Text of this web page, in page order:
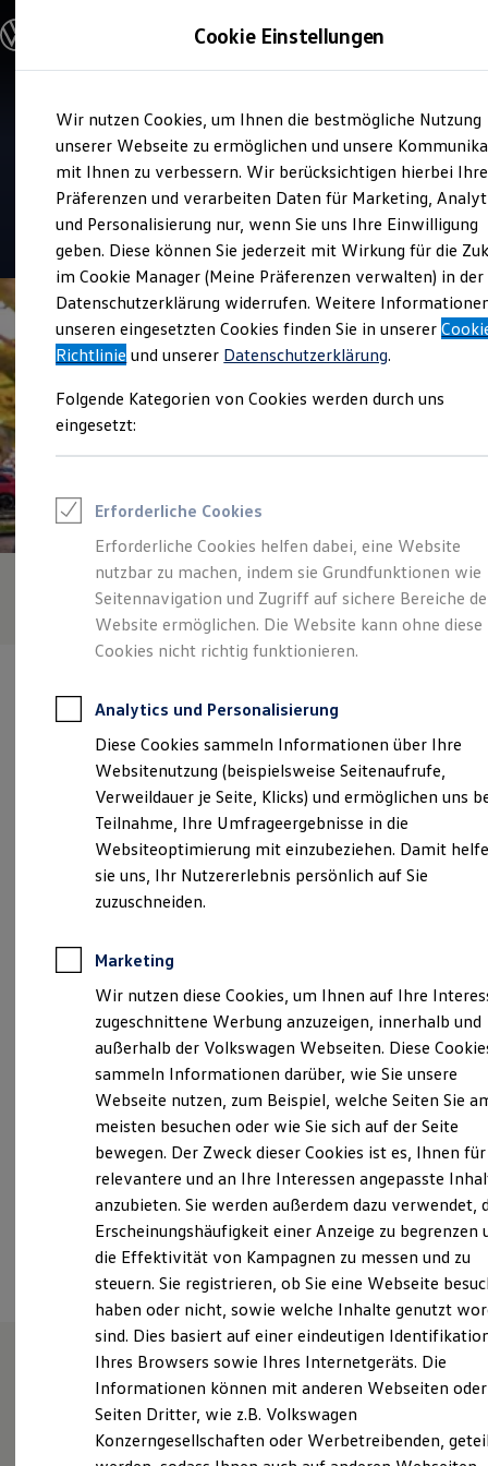
Hauptinhalt
springen
Footer
springen
Modelle und Konfigurator
Modelle vergleichen
Elektroautos
ENERGY Sondermodelle
Nutzfahrzeuge
SUV und CUV
Familienautos
Kombis
Kompaktwagen
Sportwagen
Schnell verfügbare Fahrzeuge
Angebote und Produkte
Aktuelle Angebote
E-Auto-Förderung
Volkswagen Marktplatz
Junge Gebrauchtwagen und Gebrauchtwagen
Volkswagen Zertifizierte Gebrauchtwagen
Zubehör- und Serviceangebote
Leasing
Leasing-Angebote
Gebrauchtwagen Leasing
Junge Gebrauchtwagen-Leasing
Elektroauto Leasing
Kleinwagen-Leasing
Leasing ohne Anzahlung
Finanzierung
Kfz-Versicherung
Restschuldversicherungen
Garantien
Wartungsverträge
Geschäftskunden
Professional Class bei Volkswagen
Großkunden
Behörden
Direktkunden
Sonderfahrzeuge
Anpfiff zum Gewinn
Elektroautos
ID. Tutorials
Elektrofahrzeugkonzepte
Reichweite
Reichweite der ID. Modelle
Reichweite im Winter
Laden
Laden unterwegs
Laden Zuhause
Ladestationen finden
Ladezeitensimulator
Batterie
Sicherheit
Garantie und Lebensdauer
Nachhaltigkeit
Technologie
Kosten und Kauf
Verbrauchskosten
Kaufoptionen
E-Auto-Förderung
Software und Konnektivität
ID. Software Versionen und Updates
Digitale Extras
Schnittstellen zu Ihrem ID.
Service
Autohaus Dittmar Mäke
Waldheim
4.8|182 Bewertungen
Dittmar Mäke GmbH & Co. KG Waldheim
Impressum & Rechtliches)
Mendener Weg 1, 04736 Waldheim
waldheim@autohaus-maeke.de
+49 34327 9600
Montag-Freitag 06:30-18:00 Uhr
Samstag
08:00 12:00
Uhr
Sonntag
Geschlossen
Ansprechpartner
Automobile Dittmar Mäke
GmbH&Co.KG Waldheim -
Cookie Einstellungen
Wir nutzen Cookies, um Ihnen die bestmögliche Nutzung
unserer Webseite zu ermöglichen und unsere
mit Ihnen zu verbessern. Wir berücksichtigen hierbei Ihre
Präferenzen und verarbeiten Daten für Marketing,
und Personalisierung nur, wenn Sie uns Ihre Einwilligung
geben. Diese können Sie jederzeit mit Wirkung für die
im Cookie Manager (Meine Präferenzen verwalten) in der
Datenschutzerklärung widerrufen. Weitere
unseren eingesetzten Cookies finden Sie in unserer
Richtlinie und unserer Datenschutzerklärung.
Folgende Kategorien von Cookies werden durch uns
eingesetzt:
Erforderliche Cookies
Erforderliche Cookies helfen dabei, eine Website
nutzbar zu machen, indem sie Grundfunktionen wie
Seitennavigation und Zugriff auf sichere Bereiche
Website ermöglichen. Die Website kann ohne diese
Cookies nicht richtig funktionieren.
Analytics und Personalisierung
Diese Cookies sammeln Informationen über Ihre
Websitenutzung (beispielsweise Seitenaufrufe,
Verweildauer je Seite, Klicks) und ermöglichen uns
Teilnahme, Ihre Umfrageergebnisse in die
Websiteoptimierung mit einzubeziehen. Damit
sie uns, Ihr Nutzererlebnis persönlich auf Sie
zuzuschneiden.
Marketing
Wir nutzen diese Cookies, um Ihnen auf Ihre
zugeschnittene Werbung anzuzeigen, innerhalb und
außerhalb der Volkswagen Webseiten. Diese
sammeln Informationen darüber, wie Sie unsere
Webseite nutzen, zum Beispiel, welche Seiten Sie
meisten besuchen oder wie Sie sich auf der Seite
bewegen. Der Zweck dieser Cookies ist es, Ihnen für
relevantere und an Ihre Interessen angepasste
anzubieten. Sie werden außerdem dazu verwendet,
Erscheinungshäufigkeit einer Anzeige zu begrenzen
die Effektivität von Kampagnen zu messen und zu
steuern. Sie registrieren, ob Sie eine Webseite
haben oder nicht, sowie welche Inhalte genutzt
sind. Dies basiert auf einer eindeutigen
Ihres Browsers sowie Ihres Internetgeräts. Die
Informationen können mit anderen Webseiten oder
Seiten Dritter, wie z.B. Volkswagen
Konzerngesellschaften oder Werbetreibenden,